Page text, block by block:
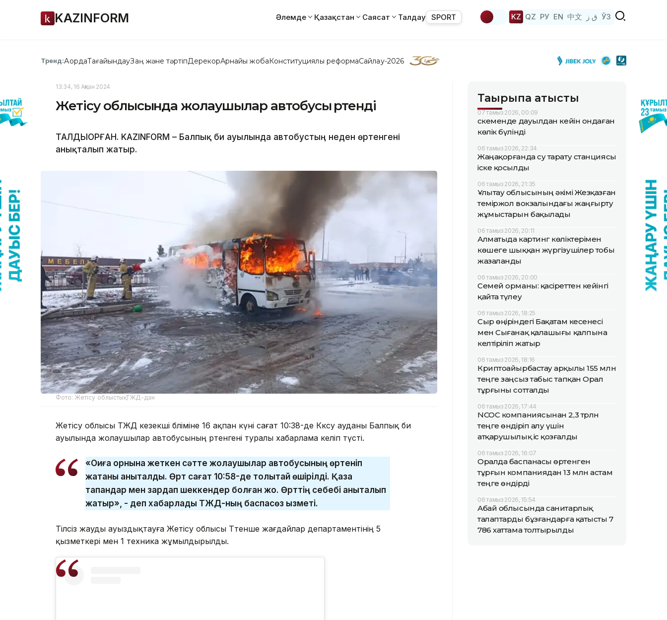
KAZINFORM Әлемде Қазақстан Саясат Талдау SPORT KZ QZ РУ EN 中文 ق ز ЎЗ
Тренд:АқордаТағайындауЗаң және тәртіпДерекқорАрнайы жобаКонституциялық реформаСайлау-2026
13:34, 16 Ақпан 2024
Жетісу облысында жолаушылар автобусы өртенді
ТАЛДЫҚОРҒАН. KAZINFORM – Балпық би ауылында автобустың неден өртенгені
анықталып жатыр.
Фото: Жетісу облыстық ТЖД-дан
Жетісу облысы ТЖД кезекші бөліміне 16 ақпан күні сағат 10:38-де Көксу ауданы Балпық би
ауылында жолаушылар автобусының өртенгені туралы хабарлама келіп түсті.
«Оқиға орнына жеткен сәтте жолаушылар автобусының өртеніп
жатқаны анықталды. Өрт сағат 10:58-де толықтай өшірілді. Қаза
тапқандар мен зардап шеккендер болған жоқ. Өрттің себебі анықталып
жатыр», - деп хабарлады ТЖД-ның баспасөз қызметі.
Тілсіз жауды ауыздықтауға Жетісу облысы Төтенше жағдайлар департаментінің 5
қызметкері мен 1 техника жұмылдырылды.
Тақырыпқа қатысты
07 тамыз 2026, 00:09
Өскеменде дауылдан кейін ондаған
көлік бүлінді
06 тамыз 2026, 22:34
Жаңақорғанда су тарату станциясы
іске қосылды
06 тамыз 2026, 21:35
Ұлытау облысының әкімі Жезқазған
теміржол вокзалындағы жаңғырту
жұмыстарын бақылады
06 тамыз 2026, 20:11
Алматыда картинг көліктерімен
көшеге шыққан жүргізушілер тобы
жазаланды
06 тамыз 2026, 20:00
Семей орманы: қасіреттен кейінгі
қайта түлеу
06 тамыз 2026, 18:25
Сыр өңіріндегі Бақатам кесенесі
мен Сығанақ қалашығы қалпына
келтіріліп жатыр
06 тамыз 2026, 18:16
Криптоайырбастау арқылы 155 млн
теңге заңсыз табыс тапқан Орал
тұрғыны сотталды
06 тамыз 2026, 17:44
NCOC компаниясынан 2,3 трлн
теңге өндіріп алу үшін
атқарушылық іс қозғалды
06 тамыз 2026, 16:07
Оралда баспанасы өртенген
тұрғын компаниядан 13 млн астам
теңге өндірді
06 тамыз 2026, 15:54
Абай облысында санитарлық
талаптарды бұзғандарға қатысты 7
786 хаттама толтырылды